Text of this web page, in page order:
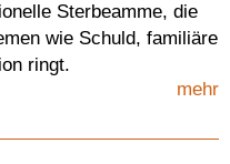
Sterbeamme, die
wie Schuld, familiäre
ringt.
mehr